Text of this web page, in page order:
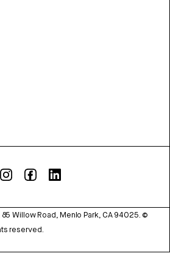
Willow Road, Menlo Park, CA 94025. ©
reserved.